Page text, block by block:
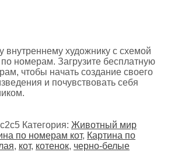
внутреннему художнику с схемой
номерам. Загрузите бесплатную
чтобы начать создание своего
и почувствовать себя
Категория: Животный мир
по номерам кот, Картина по
, кот, котенок, черно-белые